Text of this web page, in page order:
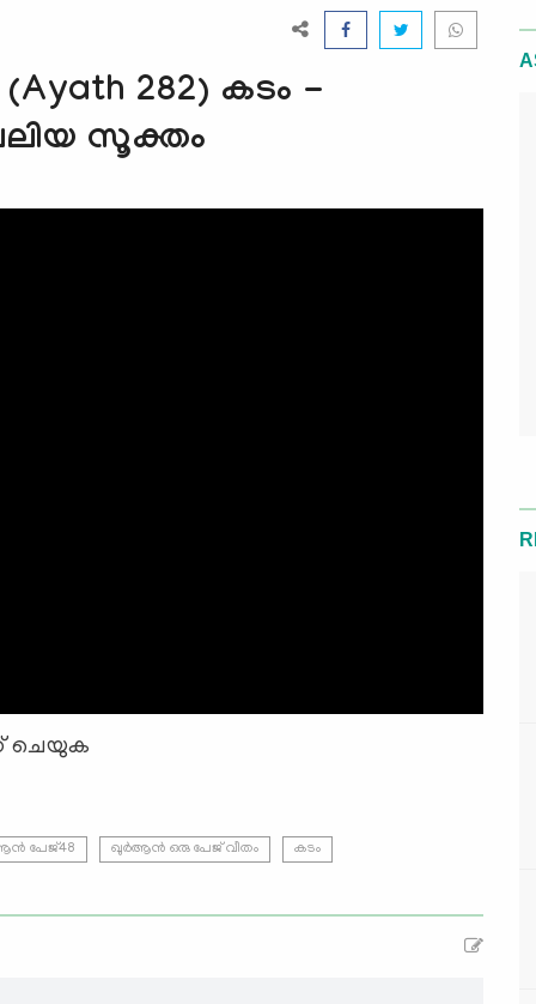
282) കടം -
സൂക്തം
ചെയുക
പേജ്48 ഖുർആൻ ഒരു പേജ് വീതം കടം